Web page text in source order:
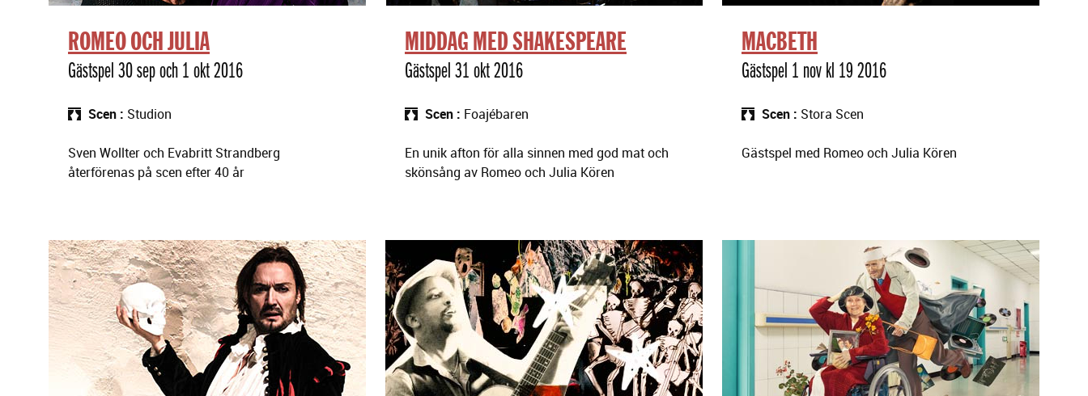
ROMEO OCH JULIA
Gästspel 30 sep och 1 okt 2016
Scen Studion
Sven Wollter och Evabritt Strandberg
återförenas på scen efter 40 år
MIDDAG MED SHAKESPEARE
Gästspel 31 okt 2016
Scen Foajébaren
En unik afton för alla sinnen med god mat och
skönsång av Romeo och Julia Kören
MACBETH
Gästspel 1 nov kl 19 2016
Scen Stora Scen
Gästspel med Romeo och Julia Kören